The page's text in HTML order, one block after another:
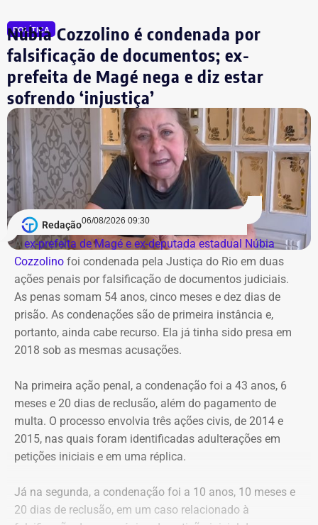
Cortes na Ciência e Tecnologia
atingiram a cúpula da antiga Ciência e Tecnologia,
mostrando um verdadeiro “desmonte” da estrutura
POLÍTICA
Núbia Cozzolino é condenada por
falsificação de documentos; ex-
prefeita de Magé nega e diz estar
sofrendo ‘injustiça’
Redação06/08/2026 09:30
Aex-prefeita de Magé e ex-deputada estadual Núbia
Cozzolino foi condenada pela Justiça do Rio em duas
ações penais por falsificação de documentos judiciais.
As penas somam 54 anos, cinco meses e dez dias de
prisão. As condenações são de primeira instância e,
portanto, ainda cabe recurso. Ela já tinha sido presa em
2018 sob as mesmas acusações.
Na primeira ação penal, a condenação foi a 43 anos, 6
meses e 20 dias de reclusão, além do pagamento de
multa. O processo envolvia três ações civis, de 2014 e
2015, nas quais foram identificadas adulterações em
petições iniciais e em uma réplica.
Já na segunda, a condenação foi a 10 anos, 10 meses e
20 dias de reclusão, em um caso relacionado à